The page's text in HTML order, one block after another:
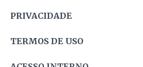
PRIVACIDADE
TERMOS DE USO